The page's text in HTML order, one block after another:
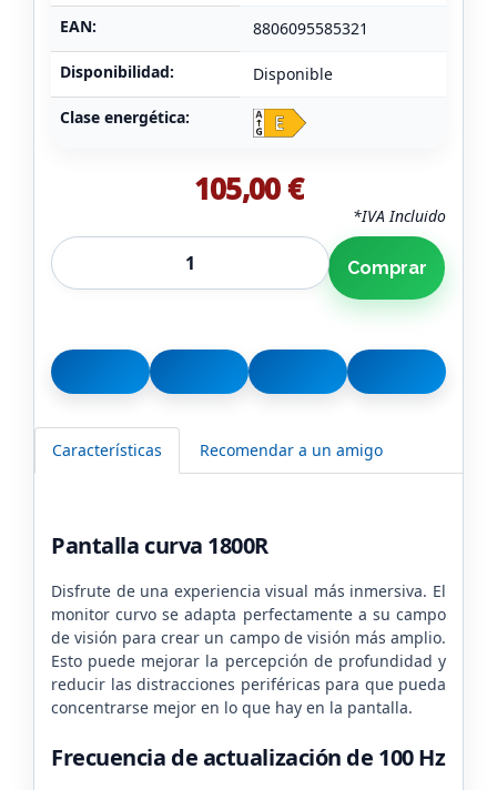
EAN: 8806095585321
Disponibilidad: Disponible
Clase energética:
105,00 €
*IVA Incluido
Comprar
Características Recomendar a un amigo
Pantalla curva 1800R
Disfrute de una experiencia visual más inmersiva. El
monitor curvo se adapta perfectamente a su campo
de visión para crear un campo de visión más amplio.
Esto puede mejorar la percepción de profundidad y
reducir las distracciones periféricas para que pueda
concentrarse mejor en lo que hay en la pantalla.
Frecuencia de actualización de 100 Hz